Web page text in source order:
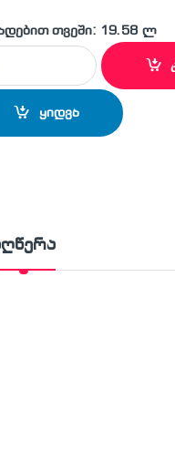
თვეში: 19.58 ლ
ნაძვის ხე
ყიდვა